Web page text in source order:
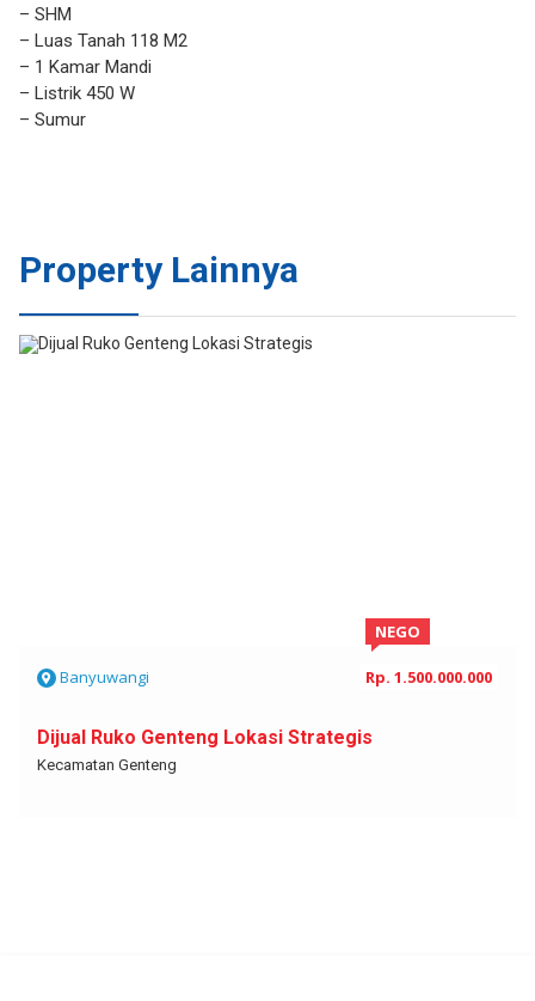
– SHM
– Luas Tanah 118 M2
– 1 Kamar Mandi
– Listrik 450 W
– Sumur
Property Lainnya
Banyuwangi Rp. 1.500.000.000
NEGO
Dijual Ruko Genteng Lokasi Strategis
Kecamatan Genteng